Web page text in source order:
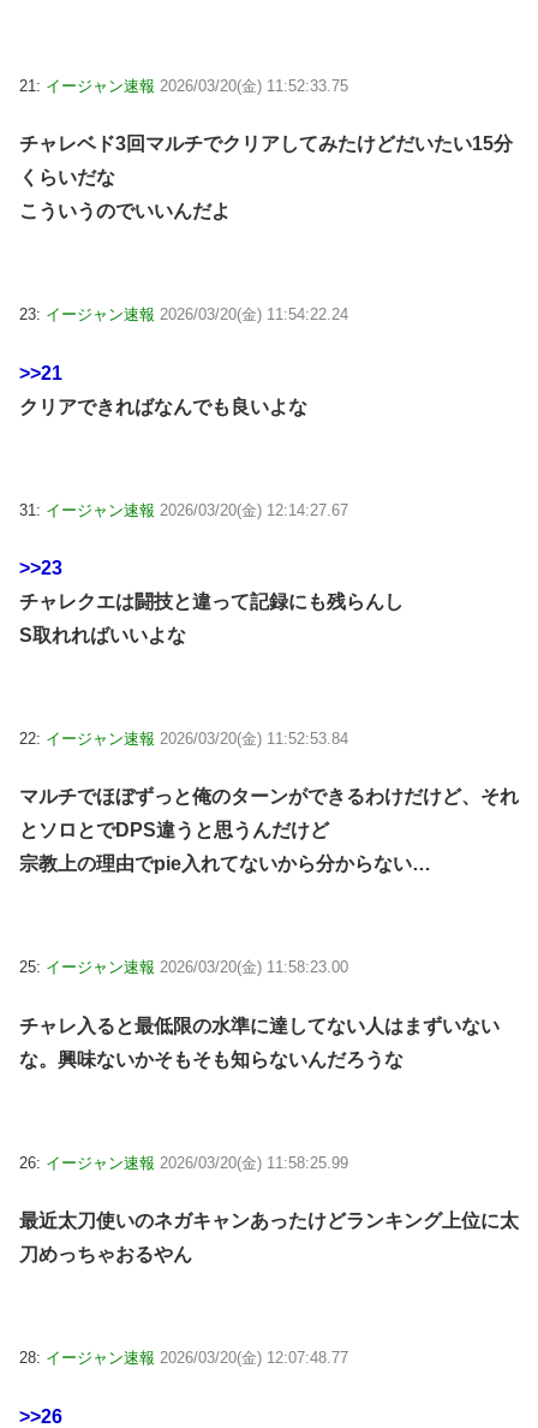
21: イージャン速報 2026/03/20(金) 11:52:33.75
チャレベド3回マルチでクリアしてみたけどだいたい15分
くらいだな
こういうのでいいんだよ
23: イージャン速報 2026/03/20(金) 11:54:22.24
>>21
クリアできればなんでも良いよな
31: イージャン速報 2026/03/20(金) 12:14:27.67
>>23
チャレクエは闘技と違って記録にも残らんし
S取れればいいよな
22: イージャン速報 2026/03/20(金) 11:52:53.84
マルチでほぼずっと俺のターンができるわけだけど、それ
とソロとでDPS違うと思うんだけど
宗教上の理由でpie入れてないから分からない…
25: イージャン速報 2026/03/20(金) 11:58:23.00
チャレ入ると最低限の水準に達してない人はまずいない
な。興味ないかそもそも知らないんだろうな
26: イージャン速報 2026/03/20(金) 11:58:25.99
最近太刀使いのネガキャンあったけどランキング上位に太
刀めっちゃおるやん
28: イージャン速報 2026/03/20(金) 12:07:48.77
>>26